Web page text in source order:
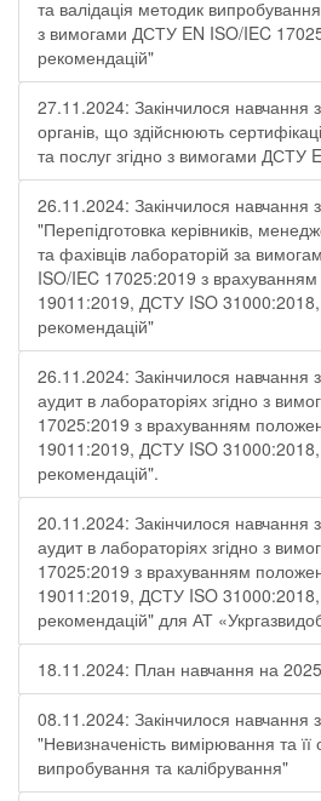
та валідація методик
з вимогами ДСТУ EN ISO/IEC
рекомендацій"
27.11.2024: Закінчилося навчання
органів, що здійснюють
та послуг згідно з вимогами ДСТУ
26.11.2024: Закінчилося навчання
"Перепідготовка керівників,
та фахівців лабораторій за
ISO/IEC 17025:2019 з
19011:2019, ДСТУ ISO
рекомендацій"
26.11.2024: Закінчилося навчання
аудит в лабораторіях згідно з
17025:2019 з врахуванням
19011:2019, ДСТУ ISO
рекомендацій".
20.11.2024: Закінчилося навчання
аудит в лабораторіях згідно з
17025:2019 з врахуванням
19011:2019, ДСТУ ISO
рекомендацій" для АТ
18.11.2024: План навчання на 2025
08.11.2024: Закінчилося навчання
"Невизначеність вимірювання та
випробування та калібрування"